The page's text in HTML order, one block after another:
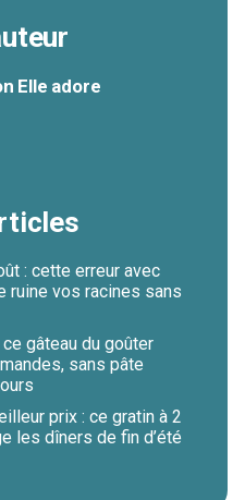
Elle adore
: cette erreur avec
ruine vos racines sans
gâteau du goûter
sans pâte
prix : ce gratin à 2
les dîners de fin d’été